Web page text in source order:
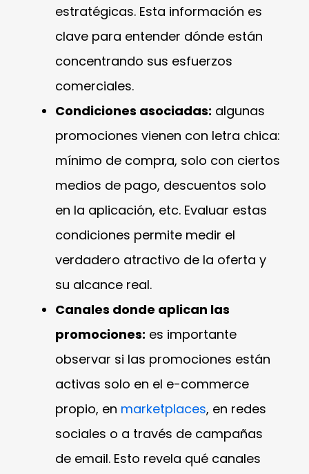
estratégicas. Esta información es
clave para entender dónde están
concentrando sus esfuerzos
comerciales.
Condiciones asociadas: algunas
promociones vienen con letra chica:
mínimo de compra, solo con ciertos
medios de pago, descuentos solo
en la aplicación, etc. Evaluar estas
condiciones permite medir el
verdadero atractivo de la oferta y
su alcance real.
Canales donde aplican las
promociones: es importante
observar si las promociones están
activas solo en el e-commerce
propio, en marketplaces, en redes
sociales o a través de campañas
de email. Esto revela qué canales